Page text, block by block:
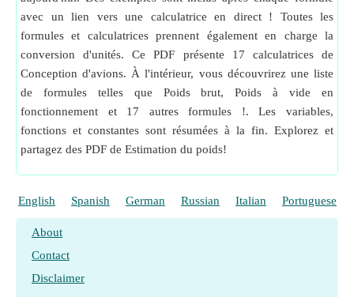
avec un lien vers une calculatrice en direct ! Toutes les
formules et calculatrices prennent également en charge la
conversion d'unités. Ce PDF présente 17 calculatrices de
Conception d'avions. À l'intérieur, vous découvrirez une liste
de formules telles que Poids brut, Poids à vide en
fonctionnement et 17 autres formules !. Les variables,
fonctions et constantes sont résumées à la fin. Explorez et
partagez des PDF de Estimation du poids!
English Spanish German Russian Italian Portuguese
About
Contact
Disclaimer